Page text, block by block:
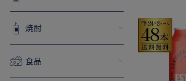
焼酎
食品